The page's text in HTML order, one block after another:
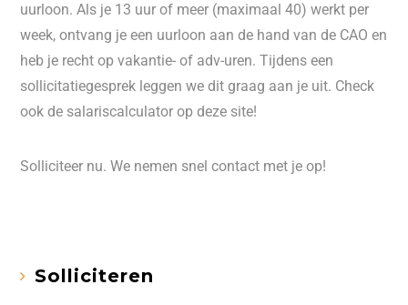
uurloon. Als je 13 uur of meer (maximaal 40) werkt per
week, ontvang je een uurloon aan de hand van de CAO en
heb je recht op vakantie- of adv-uren. Tijdens een
sollicitatiegesprek leggen we dit graag aan je uit. Check
ook de salariscalculator op deze site!
Solliciteer nu. We nemen snel contact met je op!
Solliciteren